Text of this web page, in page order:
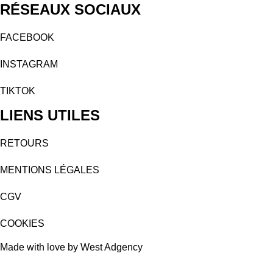
RÉSEAUX SOCIAUX
FACEBOOK
INSTAGRAM
TIKTOK
LIENS UTILES
RETOURS
MENTIONS LÉGALES
CGV
COOKIES
Made with love by West Adgency